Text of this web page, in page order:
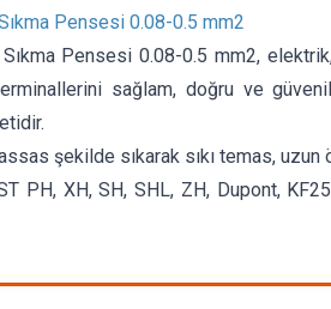
Pensesi 0.08-0.5 mm2
Pensesi 0.08-0.5 mm2,
sağlam, doğru ve
şekilde sıkarak sıkı temas, uzun
PH, XH, SH, SHL, ZH, Dupont,